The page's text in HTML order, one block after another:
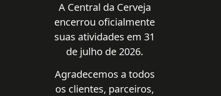
A Central da Cerveja
encerrou oficialmente
suas atividades em 31
de julho de 2026.
Agradecemos a todos
os clientes, parceiros,